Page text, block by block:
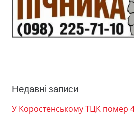
Недавні записи
У Коростенському ТЦК помер